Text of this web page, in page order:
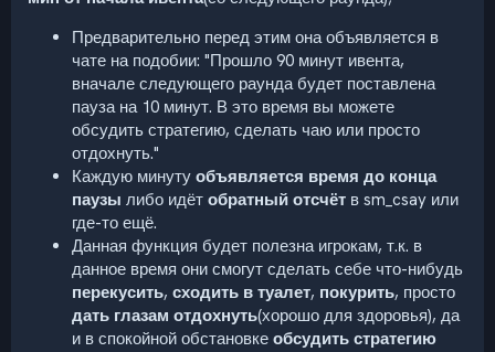
Предварительно перед этим она объявляется в
чате на подобии: "Прошло 90 минут ивента,
вначале следующего раунда будет поставлена
пауза на 10 минут. В это время вы можете
обсудить стратегию, сделать чаю или просто
отдохнуть."
Каждую минуту объявляется время до конца
паузы либо идёт обратный отсчёт в sm_csay или
где-то ещё.
Данная функция будет полезна игрокам, т.к. в
данное время они смогут сделать себе что-нибудь
перекусить, сходить в туалет, покурить, просто
дать глазам отдохнуть(хорошо для здоровья), да
и в спокойной обстановке обсудить стратегию